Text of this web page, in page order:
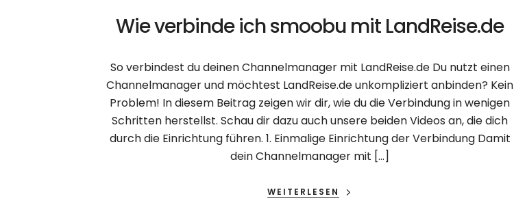
Wie verbinde ich smoobu mit LandReise.de
So verbindest du deinen Channelmanager mit LandReise.de Du nutzt einen
Channelmanager und möchtest LandReise.de unkompliziert anbinden? Kein
Problem! In diesem Beitrag zeigen wir dir, wie du die Verbindung in wenigen
Schritten herstellst. Schau dir dazu auch unsere beiden Videos an, die dich
durch die Einrichtung führen. 1. Einmalige Einrichtung der Verbindung Damit
dein Channelmanager mit […]
WEITERLESEN